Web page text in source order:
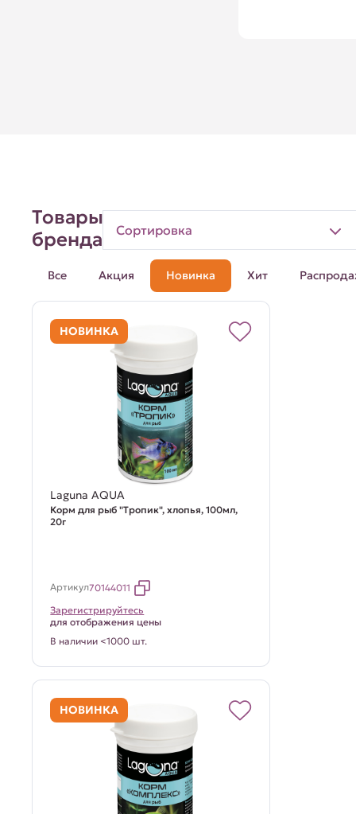
Товары
бренда
Сортировка
Все Акция Новинка Хит
НОВИНКА
Laguna AQUA
Корм для рыб "Тропик", хлопья, 100мл,
20г
Артикул70144011
Зарегистрируйтесь
для отображения цены
В наличии <1000 шт.
НОВИНКА